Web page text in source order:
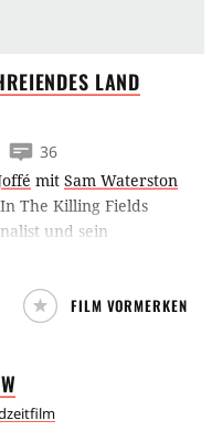
LAND
36
mit Sam Waterston
In The Killing Fields
und sein
Khmer im
FILM VORMERKEN